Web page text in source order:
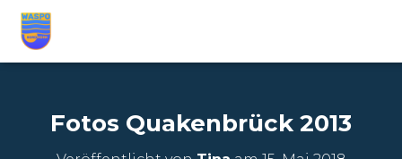
Fotos Quakenbrück 2013